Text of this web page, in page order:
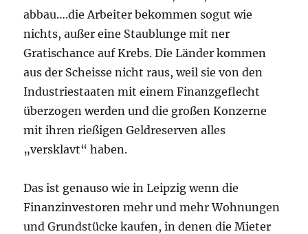
abbau….die Arbeiter bekommen sogut wie
nichts, außer eine Staublunge mit ner
Gratischance auf Krebs. Die Länder kommen
aus der Scheisse nicht raus, weil sie von den
Industriestaaten mit einem Finanzgeflecht
überzogen werden und die großen Konzerne
mit ihren rießigen Geldreserven alles
„versklavt“ haben.
Das ist genauso wie in Leipzig wenn die
Finanzinvestoren mehr und mehr Wohnungen
und Grundstücke kaufen, in denen die Mieter